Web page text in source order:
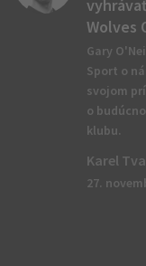
Wolves
Gary
Sport o
svojom
o
klubu.
Karel
27.